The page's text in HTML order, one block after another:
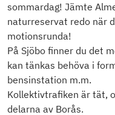
sommardag! Jämte
naturreservat redo när
motionsrunda!
På Sjöbo finner du det
kan tänkas behöva i
bensinstation m.m.
Kollektivtrafiken är tät,
delarna av Borås.